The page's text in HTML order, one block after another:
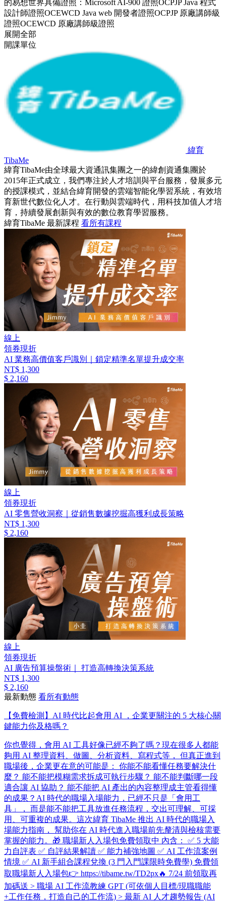
的易想世界具備證照：Microsoft AI-900 證照OCPJP Java 程式
設計師證照OCEWCD Java web 開發者證照OCPJP 原廠講師級
證照OCEWCD 原廠講師級證照
展開全部
開課單位
緯育
TibaMe
緯育TibaMe由全球最大資通訊集團之一的緯創資通集團於
2015年正式成立，我們專注於人才培訓與平台服務，發展多元
的授課模式，並結合緯育開發的雲端智能化學習系統，有效培
育新世代數位化人才。在行動與雲端時代，用科技加值人才培
育，持續發展創新與有效的數位教育學習服務。
緯育TibaMe 最新課程 看所有課程
線上
領券現折
AI 業務高價值客戶識別｜鎖定精準名單提升成交率
NT$ 1,300
$ 2,160
線上
領券現折
AI 零售營收洞察｜從銷售數據挖掘高獲利成長策略
NT$ 1,300
$ 2,160
線上
領券現折
AI 廣告預算操盤術｜ 打造高轉換決策系統
NT$ 1,300
$ 2,160
最新動態 看所有動態
【免費檢測】AI 時代比起會用 AI ，企業更關注的 5 大核心關
鍵能力你及格嗎？
你也覺得，會用 AI 工具好像已經不夠了嗎？ ​ 現在很多人都能
夠用 AI 整理資料、做圖、分析資料、寫程式等， 但真正進到
職場後，企業更在意的可能是： 你能不能看懂任務要解決什
麼？ 能不能把模糊需求拆成可執行步驟？ 能不能判斷哪一段
適合讓 AI 協助？ 能不能把 AI 產出的內容整理成主管看得懂
的成果？ ​ AI 時代的職場入場能力，已經不只是「會用工
具」， 而是能不能把工具放進任務流程，交出可理解、可採
用、可重複的成果。 ​ 這次緯育 TibaMe 推出 AI 時代的職場入
場能力指南， 幫助你在 AI 時代進入職場前先釐清與檢核需要
掌握的能力。 ​ 🎁 職場新人入場包免費領取中 內含： ✅ 5 大能
力自評表 ✅ 自評結果解讀 ✅ 能力補強地圖 ✅ AI 工作流案例
情境 ✅ AI 新手組合課程兌換 (3 門入門課限時免費學) 免費領
取職場新人入場包👉 https://tibame.tw/TD2px ​ 🔥 7/24 前領取再
加碼送 > 職場 AI 工作流教練 GPT (可依個人目標/現職職能
+工作任務，打造自己的工作流) > 最新 AI 人才趨勢報告 (AI